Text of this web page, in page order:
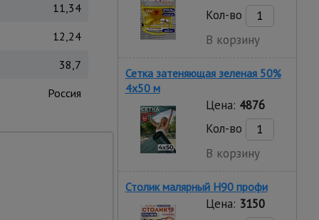
11,34
12,24
38,7
Россия
фиксируется на
простая
секции по
Кол-во
В корзину
Сетка затеняющая зеленая 50%
4х50 м
Цена: 4876
Кол-во
В корзину
Столик малярный H90 профи
Цена: 3150